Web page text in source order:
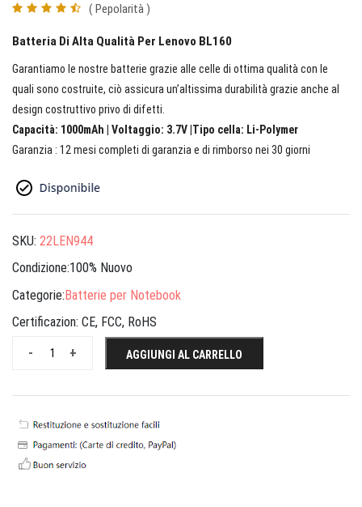
( Pepolarità )
Batteria Di Alta Qualità Per Lenovo BL160
Garantiamo le nostre batterie grazie alle celle di ottima qualità con le
quali sono costruite, ciò assicura un’altissima durabilità grazie anche al
design costruttivo privo di difetti.
Capacità: 1000mAh | Voltaggio: 3.7V |Tipo cella: Li-Polymer
Garanzia : 12 mesi completi di garanzia e di rimborso nei 30 giorni
SKU: 22LEN944
Condizione:100% Nuovo
Categorie:Batterie per Notebook
Certificazion: CE, FCC, RoHS
+
- AGGIUNGI AL CARRELLO